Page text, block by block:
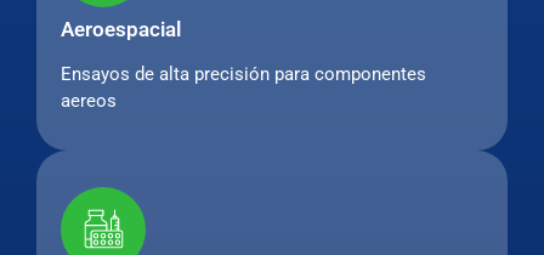
Aeroespacial
Ensayos de alta precisión para componentes
aereos